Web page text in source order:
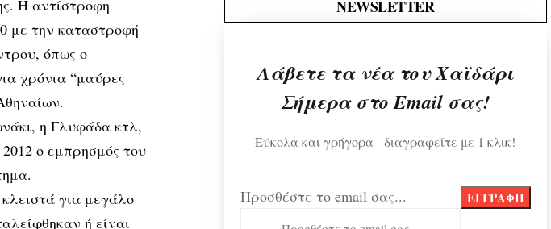
Η αντίστροφη
με την καταστροφή
όπως ο
χρόνια “μαύρες
η Γλυφάδα κτλ,
ο εμπρησμός του
για μεγάλο
ή είναι
NEWSLETTER
Λάβετε τα νέα του Χαϊδάρι
Σήμερα στο Email σας!
Εύκολα και γρήγορα - διαγραφείτε με 1 κλικ!
Προσθέστε το email σας...